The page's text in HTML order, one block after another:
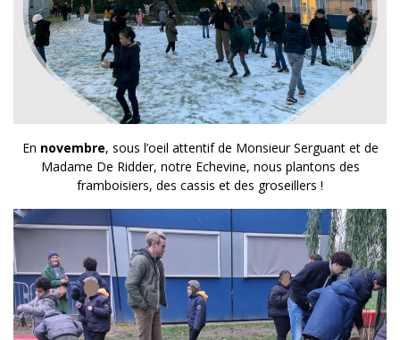
En novembre, sous l’oeil attentif de Monsieur Serguant et de
Madame De Ridder, notre Echevine, nous plantons des
framboisiers, des cassis et des groseillers !